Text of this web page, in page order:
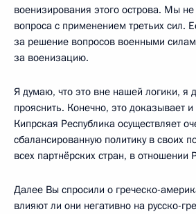
военизирования этого острова. Мы
вопроса с применением третьих сил.
за решение вопросов военными
за военизацию.
Я думаю, что это вне нашей логики, я
прояснить. Конечно, это доказывает и
Кипрская Республика осуществляет
сбалансированную политику в своих
всех партнёрских стран, в отношении
Далее Вы спросили о греческо-
влияют ли они негативно на русско-